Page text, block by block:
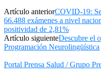
Artículo anteriorCOVID-19:
66.488 exámenes a nivel
positividad de 2,81%
Artículo siguienteDescubre el
Programación Neurolingüística
Portal Prensa Salud / Grupo